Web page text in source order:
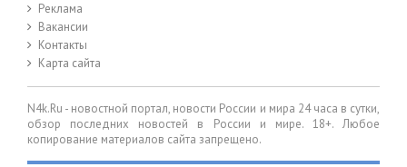
Реклама
Вакансии
Контакты
Карта сайта
N4k.Ru - новостной портал, новости России и мира 24 часа в сутки,
обзор последних новостей в России и мире. 18+. Любое
копирование материалов сайта запрещено.